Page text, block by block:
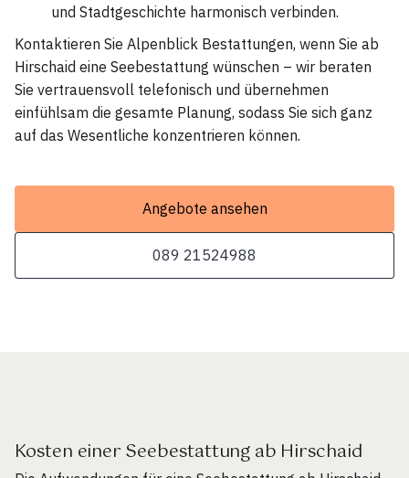
und Stadtgeschichte harmonisch verbinden.
Kontaktieren Sie Alpenblick Bestattungen, wenn Sie ab
Hirschaid eine Seebestattung wünschen – wir beraten
Sie vertrauensvoll telefonisch und übernehmen
einfühlsam die gesamte Planung, sodass Sie sich ganz
auf das Wesentliche konzentrieren können.
Angebote ansehen
089 21524988
Kosten einer Seebestattung ab Hirschaid